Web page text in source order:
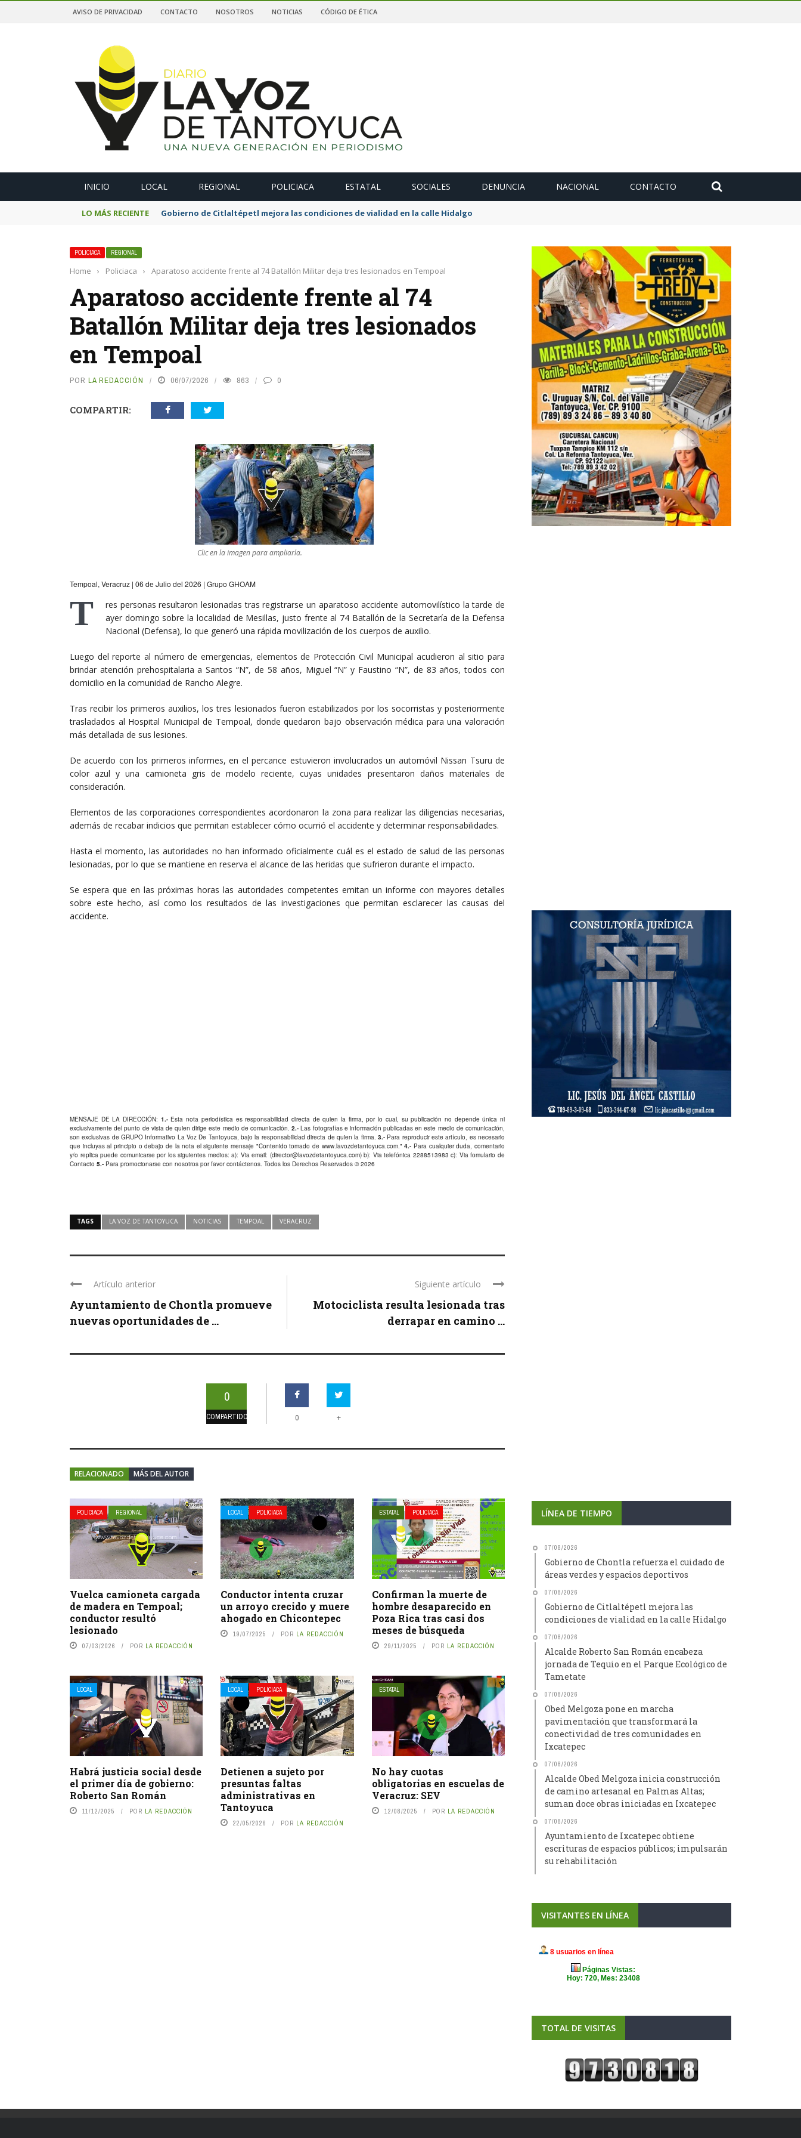
AVISO DE PRIVACIDAD CONTACTO NOSOTROS NOTICIAS CÓDIGO DE ÉTICA
INICIO LOCAL REGIONAL POLICIACA ESTATAL SOCIALES DENUNCIA NACIONAL CONTACTO
LO MÁS RECIENTE Gobierno de Citlaltépetl mejora las condiciones de vialidad en la calle Hidalgo
POLICIACA REGIONAL
Home › Policiaca › Aparatoso accidente frente al 74 Batallón Militar deja tres lesionados en Tempoal
Aparatoso accidente frente al 74
Batallón Militar deja tres lesionados
en Tempoal
POR LA REDACCIÓN 06/07/2026 863 0
COMPARTIR:
Clic en la imagen para ampliarla.
Tempoal, Veracruz | 06 de Julio del 2026 | Grupo GHOAM
T
res personas resultaron lesionadas tras registrarse un aparatoso accidente automovilístico la tarde de
ayer domingo sobre la localidad de Mesillas, justo frente al 74 Batallón de la Secretaría de la Defensa
Nacional (Defensa), lo que generó una rápida movilización de los cuerpos de auxilio.
Luego del reporte al número de emergencias, elementos de Protección Civil Municipal acudieron al sitio para
brindar atención prehospitalaria a Santos “N”, de 58 años, Miguel “N” y Faustino “N”, de 83 años, todos con
domicilio en la comunidad de Rancho Alegre.
Tras recibir los primeros auxilios, los tres lesionados fueron estabilizados por los socorristas y posteriormente
trasladados al Hospital Municipal de Tempoal, donde quedaron bajo observación médica para una valoración
más detallada de sus lesiones.
De acuerdo con los primeros informes, en el percance estuvieron involucrados un automóvil Nissan Tsuru de
color azul y una camioneta gris de modelo reciente, cuyas unidades presentaron daños materiales de
consideración.
Elementos de las corporaciones correspondientes acordonaron la zona para realizar las diligencias necesarias,
además de recabar indicios que permitan establecer cómo ocurrió el accidente y determinar responsabilidades.
Hasta el momento, las autoridades no han informado oficialmente cuál es el estado de salud de las personas
lesionadas, por lo que se mantiene en reserva el alcance de las heridas que sufrieron durante el impacto.
Se espera que en las próximas horas las autoridades competentes emitan un informe con mayores detalles
sobre este hecho, así como los resultados de las investigaciones que permitan esclarecer las causas del
accidente.
MENSAJE DE LA DIRECCIÓN: 1.-Esta nota periodística es responsabilidad directa de quien la firma, por lo cual, su publicación no depende única ni
exclusivamente del punto de vista de quien dirige este medio de comunicación.2.- Las fotografías e información publicadas en este medio de comunicación,
son exclusivas de GRUPO Informativo La Voz De Tantoyuca, bajo la responsabilidad directa de quien la firma. 3.-Para reproducir este artículo, es necesario
que incluyas al principio o debajo de la nota el siguiente mensaje "Contenido tomado de www.lavozdetantoyuca.com."4.- Para cualquier duda, comentario
y/o replica puede comunicarse por los siguientes medios: a): Via email: (director@lavozdetantoyuca.com) b): Via telefónica 2288513983 c): Via fomulario de
Contacto 5.- Para promocionarse con nosotros por favorcontáctenos . Todos los Derechos Reservados © 2026
TAGS LA VOZ DE TANTOYUCA NOTICIAS TEMPOAL VERACRUZ
Artículo anterior
Ayuntamiento de Chontla promueve
nuevas oportunidades de ...
Siguiente artículo
Motociclista resulta lesionada tras
derrapar en camino ...
0
COMPARTIDOS 0 +
RELACIONADO MÁS DEL AUTOR
POLICIACA REGIONAL
Vuelca camioneta cargada
de madera en Tempoal;
conductor resultó
lesionado
07/03/2026 POR LA REDACCIÓN
LOCAL POLICIACA
Conductor intenta cruzar
un arroyo crecido y muere
ahogado en Chicontepec
19/07/2025 POR LA REDACCIÓN
ESTATAL POLICIACA
Confirman la muerte de
hombre desaparecido en
Poza Rica tras casi dos
meses de búsqueda
29/11/2025 POR LA REDACCIÓN
LOCAL
Habrá justicia social desde
el primer día de gobierno:
Roberto San Román
11/12/2025 POR LA REDACCIÓN
LOCAL POLICIACA
Detienen a sujeto por
presuntas faltas
administrativas en
Tantoyuca
22/05/2026 POR LA REDACCIÓN
ESTATAL
No hay cuotas
obligatorias en escuelas de
Veracruz: SEV
12/08/2025 POR LA REDACCIÓN
LÍNEA DE TIEMPO
07/08/2026
Gobierno de Chontla refuerza el cuidado de
áreas verdes y espacios deportivos
07/08/2026
Gobierno de Citlaltépetl mejora las
condiciones de vialidad en la calle Hidalgo
07/08/2026
Alcalde Roberto San Román encabeza
jornada de Tequio en el Parque Ecológico de
Tametate
07/08/2026
Obed Melgoza pone en marcha
pavimentación que transformará la
conectividad de tres comunidades en
Ixcatepec
07/08/2026
Alcalde Obed Melgoza inicia construcción
de camino artesanal en Palmas Altas;
suman doce obras iniciadas en Ixcatepec
07/08/2026
Ayuntamiento de Ixcatepec obtiene
escrituras de espacios públicos; impulsarán
su rehabilitación
VISITANTES EN LÍNEA
TOTAL DE VISITAS